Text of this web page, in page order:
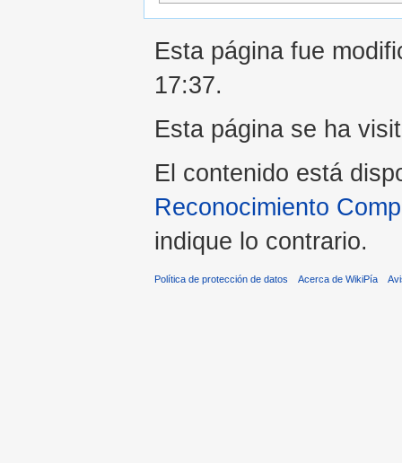
Esta página fue
17:37.
Esta página se ha
El contenido está
Reconocimiento
indique lo contrario.
Política de protección de datos Acerca de WikiPía